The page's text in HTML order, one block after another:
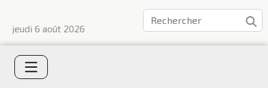
jeudi 6 août 2026